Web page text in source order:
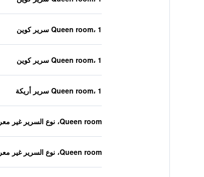
Queen room، 1 سرير كوين
Queen room، 1 سرير كوين
Queen room، 1 سرير أريكة
Queen room، نوع السرير غير معروف
Queen room، نوع السرير غير معروف